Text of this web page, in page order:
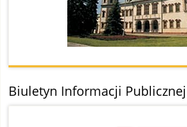
Biuletyn Informacji Publicznej